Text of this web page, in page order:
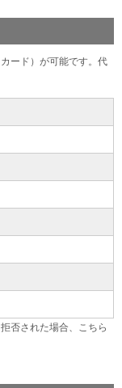
ード）が可能です。代
否された場合、こちら